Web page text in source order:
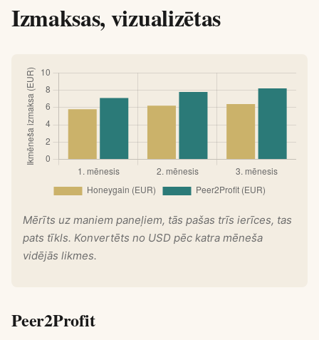
Izmaksas, vizualizētas
Mērīts uz maniem paneļiem, tās pašas trīs ierīces, tas
pats tīkls. Konvertēts no USD pēc katra mēneša
vidējās likmes.
Peer2Profit